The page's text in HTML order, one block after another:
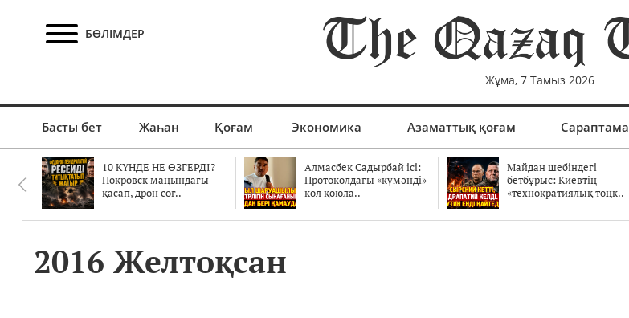
БӨЛІМДЕР
Жұма, 7 Тамыз 2026
Басты бет Жаһан Қоғам Экономика Азаматтық қоғам Сараптама
10 КҮНДЕ НЕ ӨЗГЕРДІ?
Покровск маңындағы
қасап, дрон соғ..
Алмасбек Садырбай ісі:
Протоколдағы «күмәнді»
кол қоюла..
Майдан шебіндегі
бетбұрыс: Киевтің
«технократиялық төңк..
2016 Желтоқсан